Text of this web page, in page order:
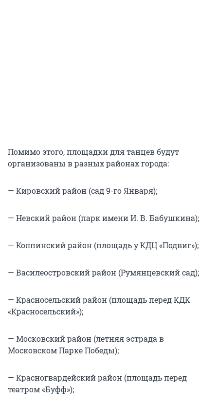
Помимо этого, площадки для танцев будут
организованы в разных районах города:
— Кировский район (сад 9-го Января);
— Невский район (парк имени И. В. Бабушкина);
— Колпинский район (площадь у КДЦ «Подвиг»);
— Василеостровский район (Румянцевский сад);
— Красносельский район (площадь перед КДК
«Красносельский»);
— Московский район (летняя эстрада в
Московском Парке Победы);
— Красногвардейский район (площадь перед
театром «Буфф»);